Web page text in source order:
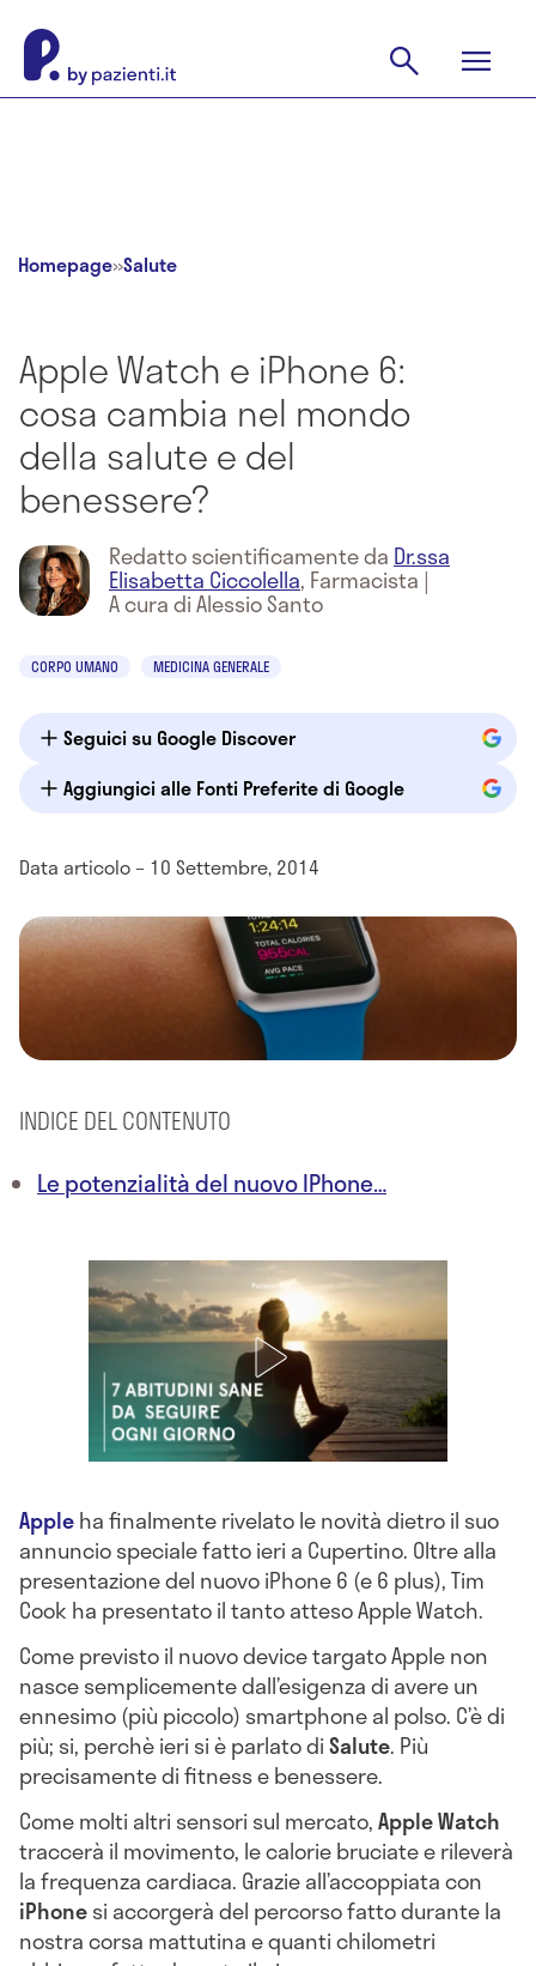
Homepage»Salute
Apple Watch e iPhone 6:
cosa cambia nel mondo
della salute e del
benessere?
Redatto scientificamente da Dr.ssa
Elisabetta Ciccolella, Farmacista |
A cura di Alessio Santo
CORPO UMANO MEDICINA GENERALE
Seguici su Google Discover
Aggiungici alle Fonti Preferite di Google
Data articolo – 10 Settembre, 2014
INDICE DEL CONTENUTO
Le potenzialità del nuovo IPhone…
Appleha finalmente rivelato le novità dietro il suo
annuncio speciale fatto ieri a Cupertino. Oltre alla
presentazione del nuovo iPhone 6 (e 6 plus), Tim
Cook ha presentato il tanto atteso Apple Watch.
Come previsto il nuovo device targato Apple non
nasce semplicemente dall’esigenza di avere un
ennesimo (più piccolo) smartphone al polso. C’è di
più; si, perchè ieri si è parlato diSalute. Più
precisamente di fitness e benessere.
Come molti altri sensori sul mercato,Apple Watch
traccerà il movimento, le calorie bruciate e rileverà
la frequenza cardiaca. Grazie all’accoppiata con
iPhonesi accorgerà del percorso fatto durante la
nostra corsa mattutina e quanti chilometri